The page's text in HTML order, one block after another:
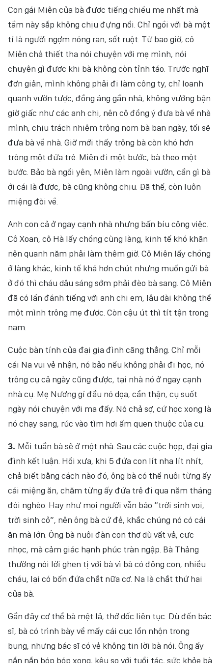
Con gái Miên của bà được tiếng chiều mẹ nhất mà
tầm này sắp không chịu đựng nổi. Chỉ ngồi với bà một
tí là người ngợm nóng ran, sốt ruột. Từ bao giờ, cô
Miên chả thiết tha nói chuyện với mẹ mình, nói
chuyện gì được khi bà không còn tỉnh táo. Trước nghĩ
đơn giản, mình không phải đi làm công ty, chỉ loanh
quanh vườn tược, đồng áng gần nhà, không vướng bận
giờ giấc như các anh chị, nên cô đồng ý đưa bà về nhà
mình, chịu trách nhiệm trông nom bà ban ngày, tối sẽ
đưa bà về nhà. Giờ mới thấy trông bà còn khó hơn
trông một đứa trẻ. Miên đi một bước, bà theo một
bước. Bảo bà ngồi yên, Miên làm ngoài vườn, cần gì bà
ới cái là được, bà cũng không chịu. Đã thế, còn luôn
miệng đòi về.
Anh con cả ở ngay cạnh nhà nhưng bấn bíu công việc.
Cô Xoan, cô Hà lấy chồng cùng làng, kinh tế khó khăn
nên quanh năm phải làm thêm giờ. Cô Miên lấy chồng
ở làng khác, kinh tế khá hơn chút nhưng muốn gửi bà
ở đó thì cháu dâu sáng sớm phải đèo bà sang. Cô Miên
đã có lần đánh tiếng với anh chị em, lâu dài không thể
một mình trông mẹ được. Còn cậu út thì tít tận trong
nam.
Cuộc bàn tính của đại gia đình căng thẳng. Chỉ mỗi
cái Na vui vẻ nhận, nó bảo nếu không phải đi học, nó
trông cụ cả ngày cũng được, tại nhà nó ở ngay cạnh
nhà cụ. Mẹ Nương gí đầu nó dọa, cẩn thận, cụ suốt
ngày nói chuyện với ma đấy. Nó chả sợ, cứ học xong là
nó chạy sang, rúc vào tìm hơi ấm quen thuộc của cụ.
3. Mỗi tuần bà sẽ ở một nhà. Sau các cuộc họp, đại gia
đình kết luận. Hồi xưa, khi 5 đứa con lít nha lít nhít,
chả biết bằng cách nào đó, ông bà có thể nuôi từng ấy
cái miệng ăn, chăm từng ấy đứa trẻ đi qua năm tháng
đói nghèo. Hay như mọi người vẫn bảo “trời sinh voi,
trời sinh cỏ”, nên ông bà cứ đẻ, khắc chúng nó có cái
ăn mà lớn. Ông bà nuôi đàn con thơ dù vất vả, cực
nhọc, mà cảm giác hạnh phúc tràn ngập. Bà Thảng
thường nói lời ghen tị với bà vì bà có đông con, nhiều
cháu, lại có bốn đứa chắt nữa cơ. Na là chắt thứ hai
của bà.
Gần đây cơ thể bà mệt lả, thở dốc liên tục. Dù đến bác
sĩ, bà có trình bày về mấy cái cục lổn nhộn trong
bụng, nhưng bác sĩ có vẻ không tin lời bà nói. Ông ấy
nắn nắn bóp bóp xong, kêu so với tuổi tác, sức khỏe bà